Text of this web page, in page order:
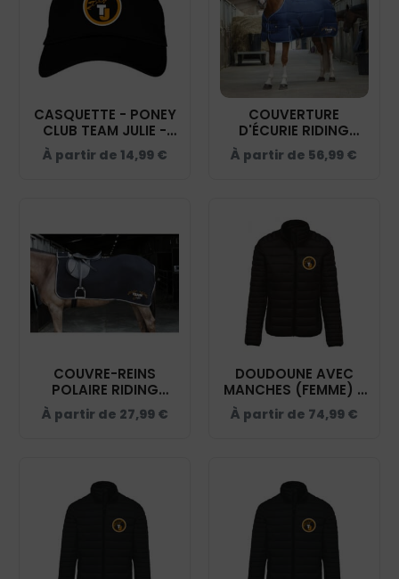
CASQUETTE - PONEY
CLUB TEAM JULIE -
NOIR - BF015
À partir de 14,99 €
COUVERTURE
D'ÉCURIE RIDING
WORLD - PONEY
CLUB TEAM JULIE -
À partir de 56,99 €
COUVRE-REINS
POLAIRE RIDING
WORLD - PONEY
CLUB TEAM JULIE -
À partir de 27,99 €
DOUDOUNE AVEC
MANCHES (FEMME) -
PONEY CLUB TEAM
JULIE - NOIR - K6121
À partir de 74,99 €